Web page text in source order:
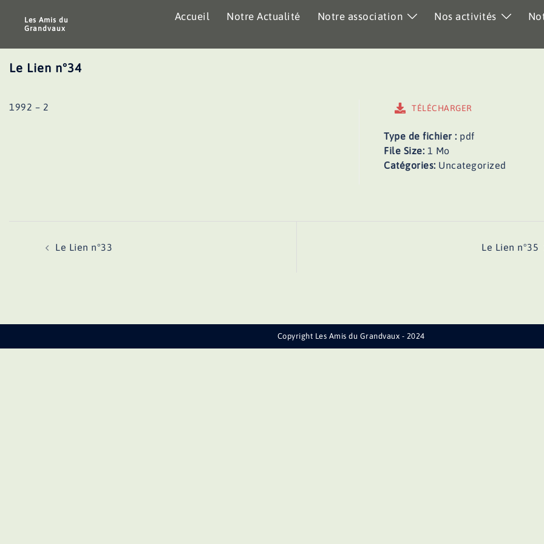
Les Amis du
Grandvaux
Accueil Notre Actualité Notre association Nos activités
Le Lien n°34
1992 – 2 TÉLÉCHARGER
Type de fichier : pdf
File Size: 1 Mo
Catégories: Uncategorized
Le Lien n°33 Le Lien n°35
Copyright Les Amis du Grandvaux - 2024